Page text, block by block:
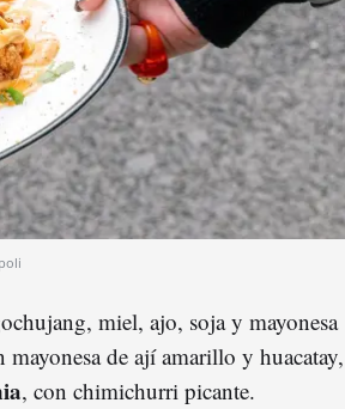
miel, ajo, soja y mayonesa
mayonesa de ají amarillo y huacatay,
, con chimichurri picante.